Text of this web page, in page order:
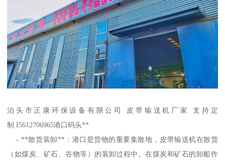
泊头市正康环保设备有限公司 皮带输送机厂家 支持定
制 I5612706965港口码头**
- **散货装卸**：港口是货物的重要集散地，皮带输送机在散货
（如煤炭、矿石、谷物等）的装卸过程中。在煤炭和矿石的卸船作